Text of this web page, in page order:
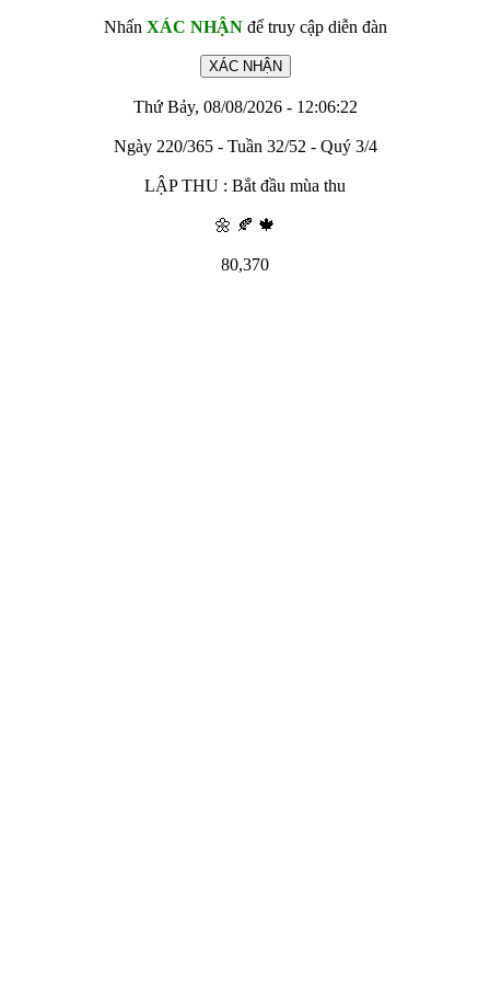
Nhấn XÁC NHẬNđể truy cập diễn đàn
Thứ Bảy, 08/08/2026 - 12:06:22
Ngày 220/365 - Tuần 32/52 - Quý 3/4
LẬP THU : Bắt đầu mùa thu
🌼 🍂 🍁
80,370